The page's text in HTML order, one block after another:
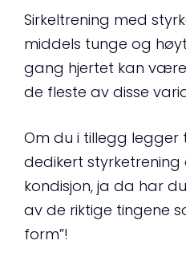
Sirkeltrening med
middels tunge og
gang hjertet kan
de fleste av disse
Om du i tillegg legger
dedikert
kondisjon, ja da har
av de riktige tingene
form”!